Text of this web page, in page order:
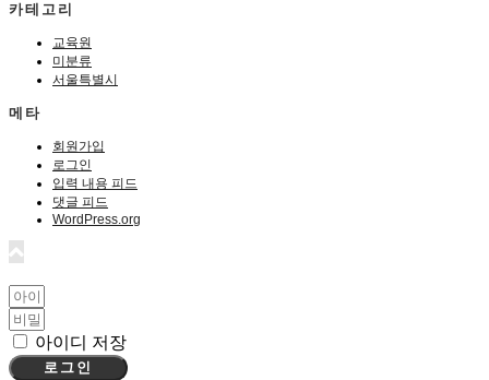
카테고리
교육원
미분류
서울특별시
메타
회원가입
로그인
입력 내용 피드
댓글 피드
WordPress.org
아이디 저장
로그인